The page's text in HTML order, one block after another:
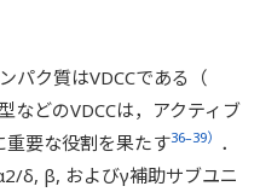
パク質はVDCCである（
などのVDCCは，アクティブ
重要な役割を果たす36–39） ．
δ, β, およびγ補助サブユニ